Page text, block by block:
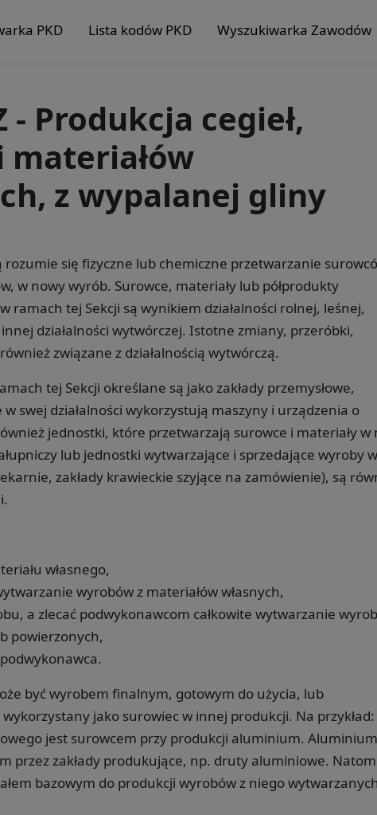
PKD Lista kodów PKD Wyszukiwarka Zawodów
- Produkcja cegieł,
materiałów
z wypalanej gliny
rozumie się fizyczne lub chemiczne przetwarzanie
w nowy wyrób. Surowce, materiały lub półprodukty
ramach tej Sekcji są wynikiem działalności rolnej, leśnej,
działalności wytwórczej. Istotne zmiany, przeróbki,
związane z działalnością wytwórczą.
tej Sekcji określane są jako zakłady przemysłowe,
swej działalności wykorzystują maszyny i urządzenia o
jednostki, które przetwarzają surowce i materiały w
lub jednostki wytwarzające i sprzedające wyroby w
zakłady krawieckie szyjące na zamówienie), są
własnego,
wyrobów z materiałów własnych,
a zlecać podwykonawcom całkowite wytwarzanie
powierzonych,
być wyrobem finalnym, gotowym do użycia, lub
jako surowiec w innej produkcji. Na przykład:
jest surowcem przy produkcji aluminium.
przez zakłady produkujące, np. druty aluminiowe.
bazowym do produkcji wyrobów z niego